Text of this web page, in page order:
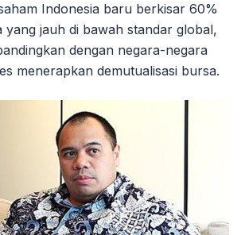
Indonesia baru berkisar 60%
yang jauh di bawah standar global,
dengan negara-negara
menerapkan demutualisasi bursa.